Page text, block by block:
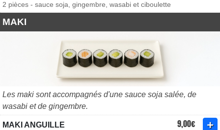
2 pièces - sauce soja, gingembre, wasabi et ciboulette
MAKI
Les maki sont accompagnés d'une sauce soja salée, de
wasabi et de gingembre.
MAKI ANGUILLE 9,00€